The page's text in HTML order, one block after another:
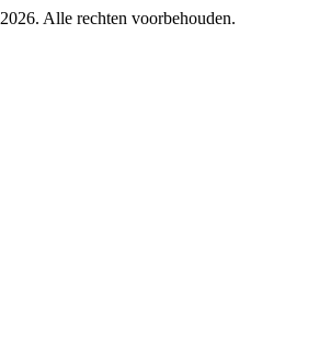
2026. Alle rechten voorbehouden.